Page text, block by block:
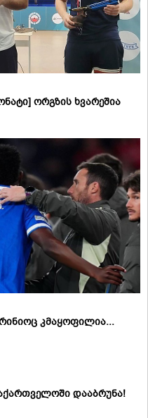
ორგზის ხვარეშია
კმაყოფილია...
დააბრუნა!